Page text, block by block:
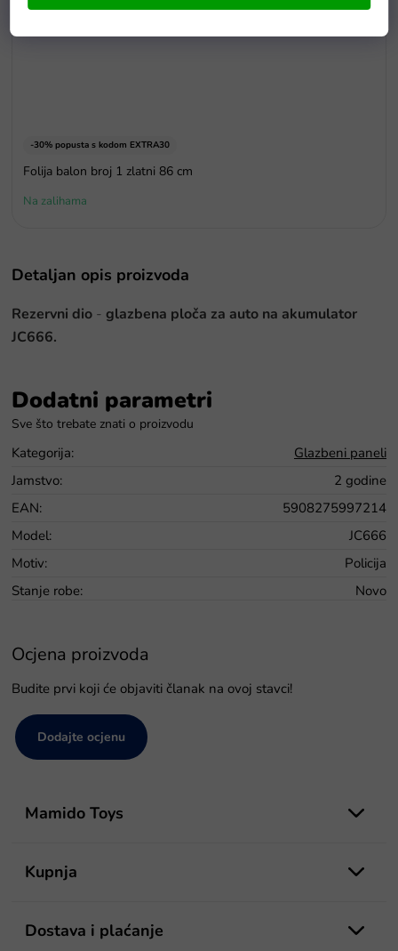
-30% popusta s kodom EXTRA30
Folija balon broj 1 zlatni 86 cm
Na zalihama
Detaljan opis proizvoda
Rezervni dio - glazbena ploča za auto na akumulator
JC666.
Dodatni parametri
Kategorija:
Glazbeni paneli
Jamstvo:
2 godine
EAN:
5908275997214
Model:
JC666
Motiv:
Policija
Stanje robe: Novo
Ocjena proizvoda
Budite prvi koji će objaviti članak na ovoj stavci!
Dodajte ocjenu
Mamido Toys
Kupnja
Dostava i plaćanje